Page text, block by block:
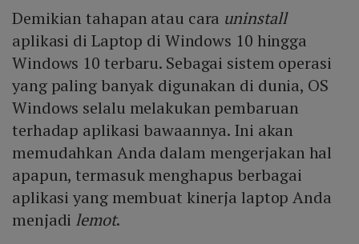
Demikian tahapan atau cara uninstall
aplikasi di Laptop di Windows 10 hingga
Windows 10 terbaru. Sebagai sistem operasi
yang paling banyak digunakan di dunia, OS
Windows selalu melakukan pembaruan
terhadap aplikasi bawaannya. Ini akan
memudahkan Anda dalam mengerjakan hal
apapun, termasuk menghapus berbagai
aplikasi yang membuat kinerja laptop Anda
menjadi lemot.